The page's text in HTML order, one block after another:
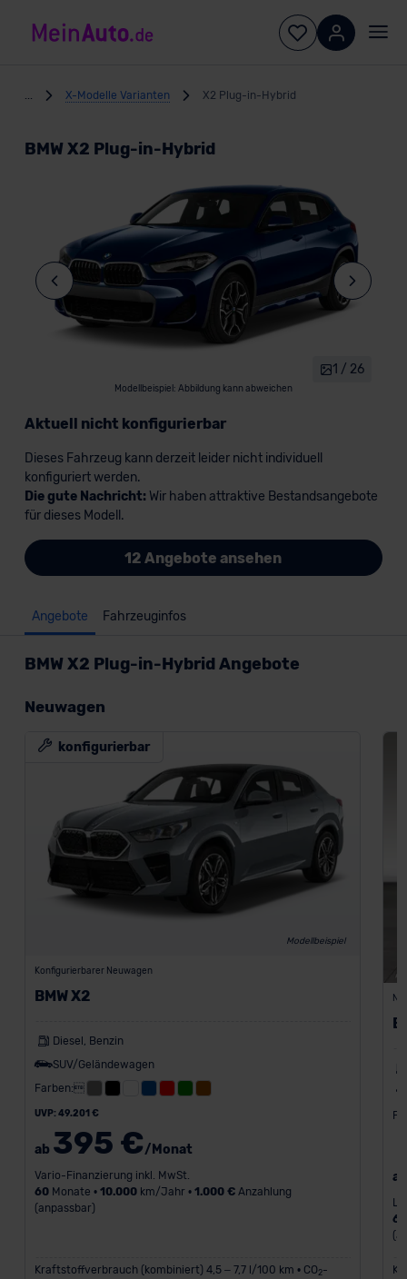
X-Modelle Varianten X2 Plug-in-Hybrid
BMW X2 Plug-in-Hybrid
Modellbeispiel: Abbildung kann abweichen
1 / 26
Aktuell nicht konfigurierbar
Dieses Fahrzeug kann derzeit leider nicht individuell
konfiguriert werden.
Die gute Nachricht: Wir haben attraktive Bestandsangebote
für dieses Modell.
12 Angebote ansehen
Angebote Fahrzeuginfos
BMW X2 Plug-in-Hybrid Angebote
Neuwagen
Modellbeispiel
konfigurierbar
Konfigurierbarer Neuwagen
BMW X2
Diesel, Benzin
SUV/Geländewagen
Farben:
UVP: 49.201 €
ab 395 €/Monat
Vario-Finanzierung inkl. MwSt.
60Monate • 10.000km/Jahr • 1.000 €Anzahlung
(anpassbar)
Kraftstoffverbrauch (kombiniert) 4,5 – 7,7 l/100 km • CO2-
60